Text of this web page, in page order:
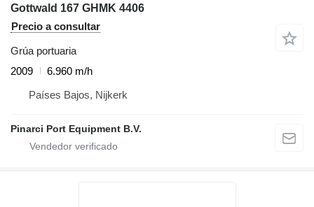
Gottwald 167 GHMK 4406
Precio a consultar
Grúa portuaria
2009
6.960 m/h
Países Bajos, Nijkerk
Pinarci Port Equipment B.V.